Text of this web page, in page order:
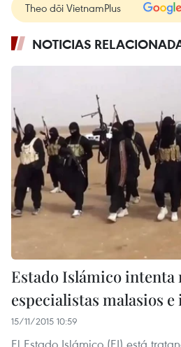
Theo dõi VietnamPlus
NOTICIAS
Estado Islámico intenta
especialistas malasios
15/11/2015 10:59